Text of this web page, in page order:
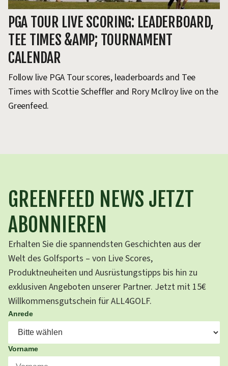
PGA TOUR LIVE SCORING: LEADERBOARD,
TEE TIMES &AMP; TOURNAMENT
CALENDAR
Follow live PGA Tour scores, leaderboards and Tee
Times with Scottie Scheffler and Rory McIlroy live on the
Greenfeed.
GREENFEED NEWS JETZT
ABONNIEREN
Erhalten Sie die spannendsten Geschichten aus der
Welt des Golfsports – von Live Scores,
Produktneuheiten und Ausrüstungstipps bis hin zu
exklusiven Angeboten unserer Partner. Jetzt mit 15€
Willkommensgutschein für ALL4GOLF.
Anrede
Vorname